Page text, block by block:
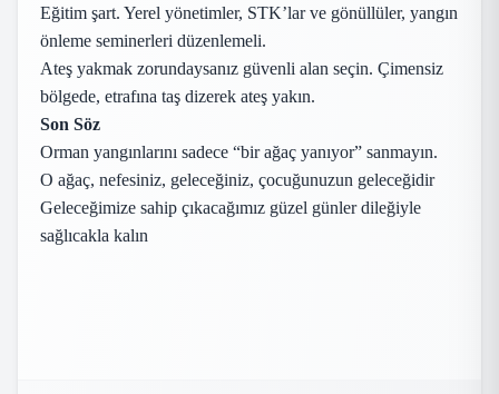
Eğitim şart. Yerel yönetimler, STK’lar ve gönüllüler, yangın
önleme seminerleri düzenlemeli.
Ateş yakmak zorundaysanız güvenli alan seçin. Çimensiz
bölgede, etrafına taş dizerek ateş yakın.
Son Söz
Orman yangınlarını sadece “bir ağaç yanıyor” sanmayın.
O ağaç, nefesiniz, geleceğiniz, çocuğunuzun geleceğidir
Geleceğimize sahip çıkacağımız güzel günler dileğiyle
sağlıcakla kalın